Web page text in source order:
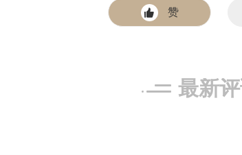
赞
最新